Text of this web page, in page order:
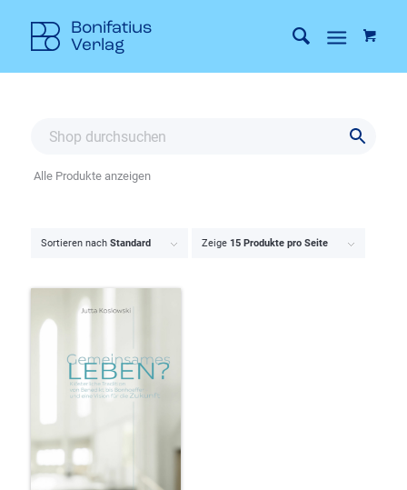
Sortieren nach Standard Zeige 15 Produkte pro Seite
Alle Produkte anzeigen